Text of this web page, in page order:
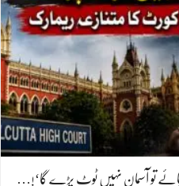
جائے تو آسمان نہیں ٹوٹ پڑے گا‘!…